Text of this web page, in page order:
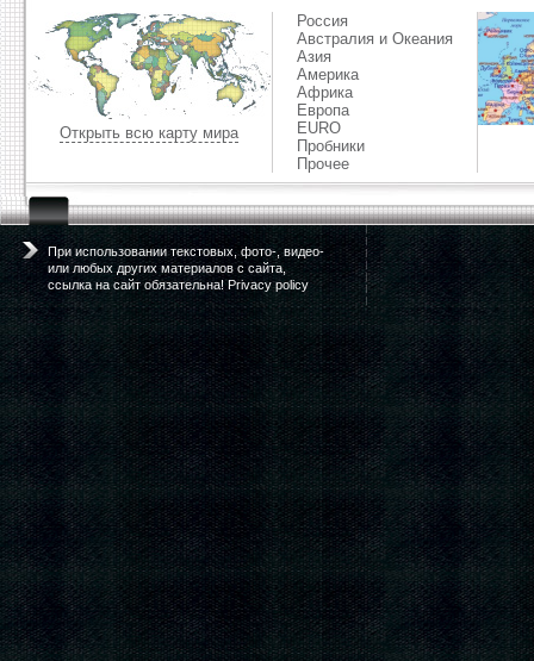
Открыть всю карту мира
Россия
Австралия и Океания
Азия
Америка
Африка
Европа
EURO
Пробники
Прочее
При использовании текстовых, фото-, видео-
или любых других материалов с сайта,
ссылка на сайт обязательна! Privacy policy